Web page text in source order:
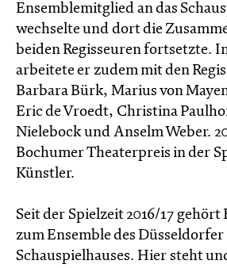
Ensemblemitglied an das
wechselte und dort die
beiden Regisseuren fortsetzte.
arbeitete er zudem mit den
Barbara Bürk, Marius von
Eric de Vroedt, Christina
Nielebock und Anselm Weber.
Bochumer Theaterpreis in der
Künstler.
Seit der Spielzeit 2016/17 gehört
zum Ensemble des Düsseldorfer
Schauspielhauses. Hier steht